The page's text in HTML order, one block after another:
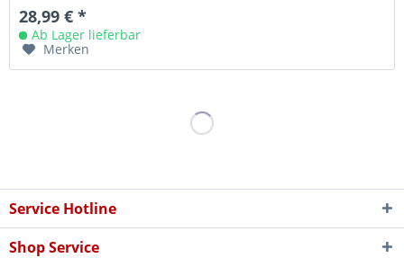
28,99 € *
Ab Lager lieferbar
Merken
Service Hotline
Shop Service